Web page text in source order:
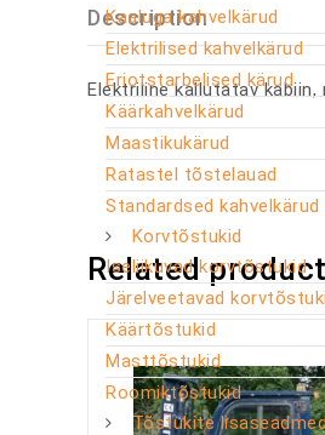
Kaaluga kahvelkärud
Elektrilised kahvelkärud
Eriotstarbelised kärud
Käärkahvelkärud
Maastikukärud
Ratastel tõstelauad
Standardsed kahvelkärud
Korvtõstukid
Iseliikuvad korvtõstukid
Järelveetavad
Käärtõstukid
Masttõstukid
Roomiktõstukid
Tõstukite
Description
Elektriline kallutatav kabiin,
Related